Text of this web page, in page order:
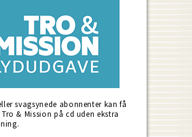
svagsynede abonnenter kan få
& Mission på cd uden ekstra